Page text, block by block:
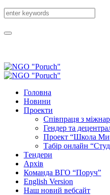
Головна
Новини
Проекти
Співпраця з
Гендер та
Проект “Школа
Табір онлайн
Tендери
Архів
Команда ВГО “Поруч”
English Version
Наш новий вебсайт